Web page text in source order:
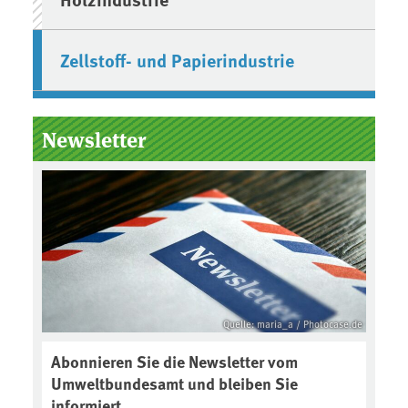
Zellstoff- und Papierindustrie
Newsletter
Quelle: maria_a / Photocase.de
Abonnieren Sie die Newsletter vom
Umweltbundesamt und bleiben Sie